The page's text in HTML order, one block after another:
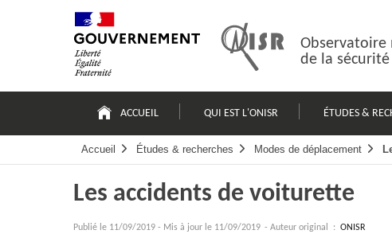
de la
principale
ACCUEIL QUI EST L'ONISR ÉTUDES &
Accueil Études & recherches Modes de déplacement
Les accidents de voiturette
Publié le 11/09/2019 - Mis à jour le 11/09/2019 - Auteur original : ONISR